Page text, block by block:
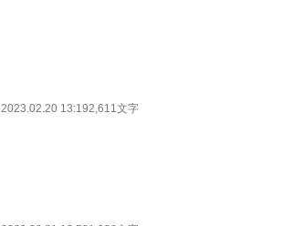
2023.02.20 13:192,611文字